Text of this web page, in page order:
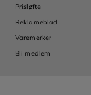
Prisløfte
Reklameblad
Varemerker
Bli medlem